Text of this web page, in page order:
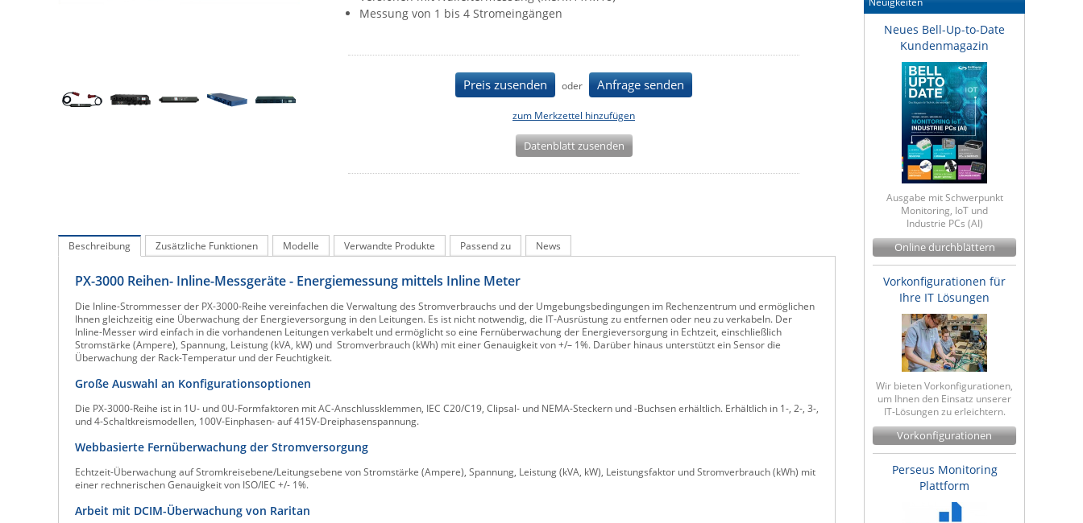
Messung von 1 bis 4 Stromeingängen
Preis zusenden oder Anfrage senden
zum Merkzettel hinzufügen
Datenblatt zusenden
Beschreibung Zusätzliche Funktionen Modelle Verwandte Produkte Passend zu News
PX-3000 Reihen- Inline-Messgeräte - Energiemessung mittels Inline Meter
Die Inline-Strommesser der PX-3000-Reihe vereinfachen die Verwaltung des Stromverbrauchs und der Umgebungsbedingungen im Rechenzentrum und ermöglichen
Ihnen gleichzeitig eine Überwachung der Energieversorgung in den Leitungen. Es ist nicht notwendig, die IT-Ausrüstung zu entfernen oder neu zu verkabeln. Der
Inline-Messer wird einfach in die vorhandenen Leitungen verkabelt und ermöglicht so eine Fernüberwachung der Energieversorgung in Echtzeit, einschließlich
Stromstärke (Ampere), Spannung, Leistung (kVA, kW) und Stromverbrauch (kWh) mit einer Genauigkeit von +/– 1%. Darüber hinaus unterstützt ein Sensor die
Überwachung der Rack-Temperatur und der Feuchtigkeit.
Große Auswahl an Konfigurationsoptionen
Die PX-3000-Reihe ist in 1U- und 0U-Formfaktoren mit AC-Anschlussklemmen, IEC C20/C19, Clipsal- und NEMA-Steckern und -Buchsen erhältlich. Erhältlich in 1-, 2-, 3-,
und 4-Schaltkreismodellen, 100V-Einphasen- auf 415V-Dreiphasenspannung.
Webbasierte Fernüberwachung der Stromversorgung
Echtzeit-Überwachung auf Stromkreisebene/Leitungsebene von Stromstärke (Ampere), Spannung, Leistung (kVA, kW), Leistungsfaktor und Stromverbrauch (kWh) mit
einer rechnerischen Genauigkeit von ISO/IEC +/- 1%.
Arbeit mit DCIM-Überwachung von Raritan
Neues Bell-Up-to-Date
Kundenmagazin
Ausgabe mit Schwerpunkt
Monitoring, IoT und
Industrie PCs (AI)
Online durchblättern
Vorkonfigurationen für
Ihre IT Lösungen
Wir bieten Vorkonfigurationen,
um Ihnen den Einsatz unserer
IT-Lösungen zu erleichtern.
Vorkonfigurationen
Perseus Monitoring
Plattform